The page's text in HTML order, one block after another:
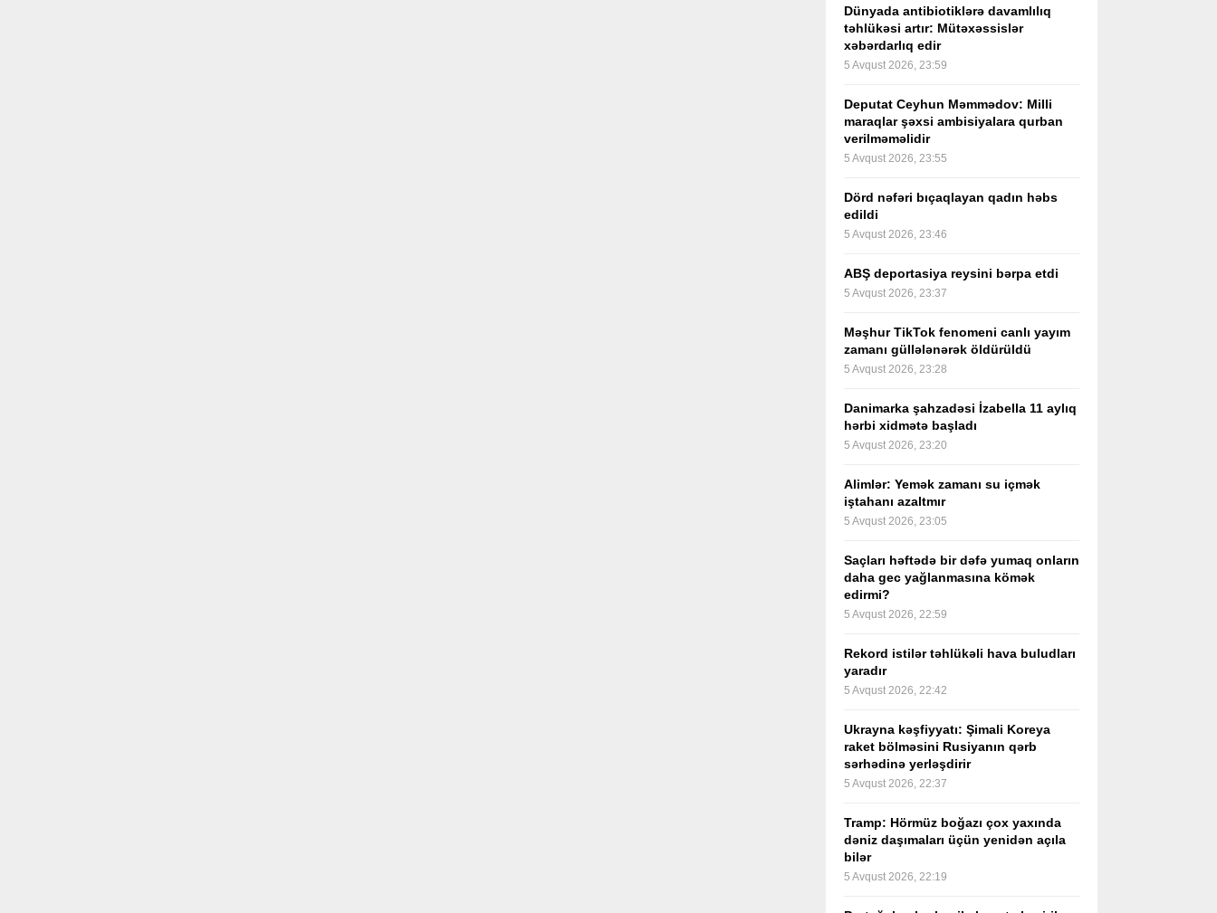
Dünyada antibiotiklərə davamlılıq
təhlükəsi artır: Mütəxəssislər
xəbərdarlıq edir
5 Avqust 2026, 23:59
Deputat Ceyhun Məmmədov: Milli
maraqlar şəxsi ambisiyalara qurban
verilməməlidir
5 Avqust 2026, 23:55
Dörd nəfəri bıçaqlayan qadın həbs
edildi
5 Avqust 2026, 23:46
ABŞ deportasiya reysini bərpa etdi
5 Avqust 2026, 23:37
Məşhur TikTok fenomeni canlı yayım
zamanı güllələnərək öldürüldü
5 Avqust 2026, 23:28
Danimarka şahzadəsi İzabella 11 aylıq
hərbi xidmətə başladı
5 Avqust 2026, 23:20
Alimlər: Yemək zamanı su içmək
iştahanı azaltmır
5 Avqust 2026, 23:05
Saçları həftədə bir dəfə yumaq onların
daha gec yağlanmasına kömək
edirmi?
5 Avqust 2026, 22:59
Rekord istilər təhlükəli hava buludları
yaradır
5 Avqust 2026, 22:42
Ukrayna kəşfiyyatı: Şimali Koreya
raket bölməsini Rusiyanın qərb
sərhədinə yerləşdirir
5 Avqust 2026, 22:37
Tramp: Hörmüz boğazı çox yaxında
dəniz daşımaları üçün yenidən açıla
bilər
5 Avqust 2026, 22:19